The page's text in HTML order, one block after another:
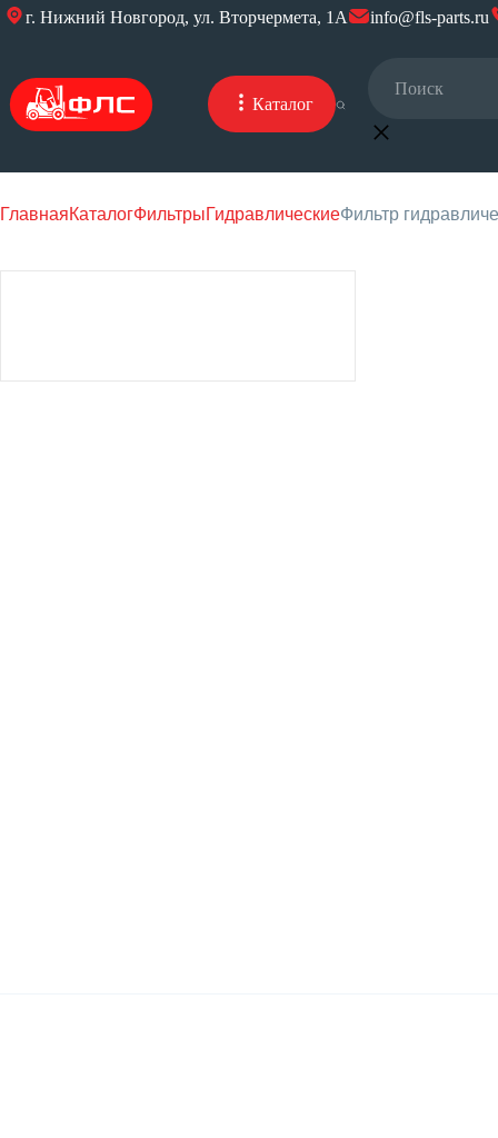
г. Нижний Новгород, ул. Вторчермета, 1А info@fls-parts.ru
Каталог
ГлавнаяКаталогФильтрыГидравлическиеФильтр